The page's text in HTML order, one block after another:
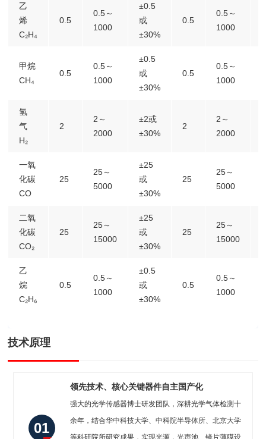
乙
烯
C₂H₄
0.5
0.5～
1000
±0.5
或
±30%
0.5
0.5～
1000
甲烷
CH₄
0.5
0.5～
1000
±0.5
或
±30%
0.5
0.5～
1000
氢
气
H₂
2
2～
2000
±2或
±30%
2
2～
2000
一氧
化碳
CO
25
25～
5000
±25
或
±30%
25
25～
5000
二氧
化碳
CO₂
25
25～
15000
±25
或
±30%
25
25～
15000
乙
烷
C₂H₆
0.5
0.5～
1000
±0.5
或
±30%
0.5
0.5～
1000
技术原理
01
领先技术、核心关键器件自主国产化
强大的光学传感器博士研发团队，深耕光学气体检测十
余年，结合华中科技大学、中科院半导体所、北京大学